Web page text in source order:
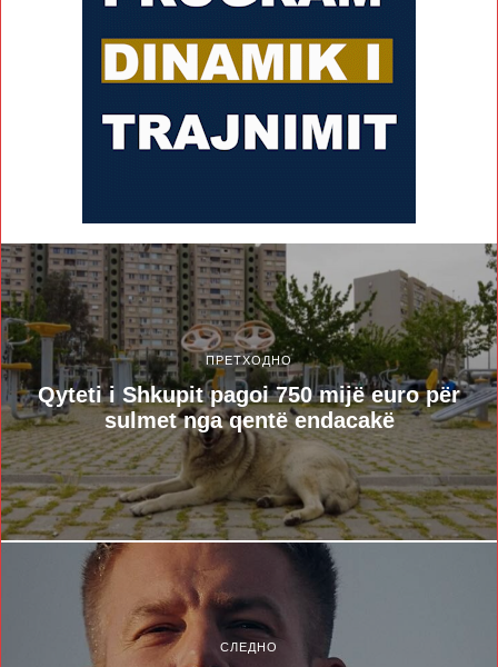
ПРЕТХОДНО
Qyteti i Shkupit pagoi 750 mijë euro për
sulmet nga qentë endacakë
СЛЕДНО